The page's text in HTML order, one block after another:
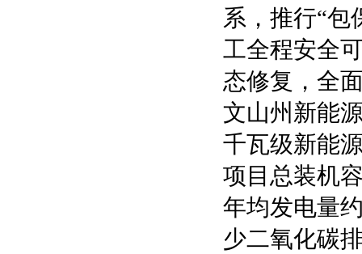
系，推行“包
工全程安全
态修复，全
文山州新能
千瓦级新能
项目总装机
年均发电量
少二氧化碳